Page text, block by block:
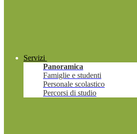
Servizi
Panoramica
Famiglie e studenti
Personale scolastico
Percorsi di studio